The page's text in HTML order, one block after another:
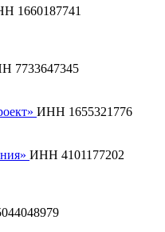
1660187741
7733647345
ИНН 1655321776
ИНН 4101177202